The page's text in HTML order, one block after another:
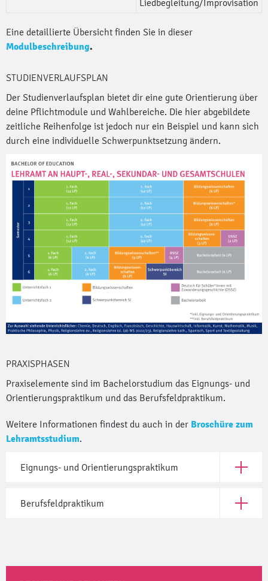
Liedbegleitung/Improvisation
Eine detaillierte Übersicht finden Sie in dieser
Modulbeschreibung.
STUDIENVERLAUFSPLAN
Der Studienverlaufsplan bietet dir eine gute Orientierung über
deine Pflichtmodule und Wahlbereiche. Die hier abgebildete
zeitliche Reihenfolge ist jedoch nur ein Beispiel und kann sich
durch eine individuelle Schwerpunktsetzung ändern.
PRAXISPHASEN
Praxiselemente sind im Bachelorstudium das Eignungs- und
Orientierungspraktikum und das Berufsfeldpraktikum.
Weitere Informationen findest du auch in der Broschüre zum
Lehramtsstudium.
Eignungs- und Orientierungspraktikum Öffne
Berufsfeldpraktikum Öffne